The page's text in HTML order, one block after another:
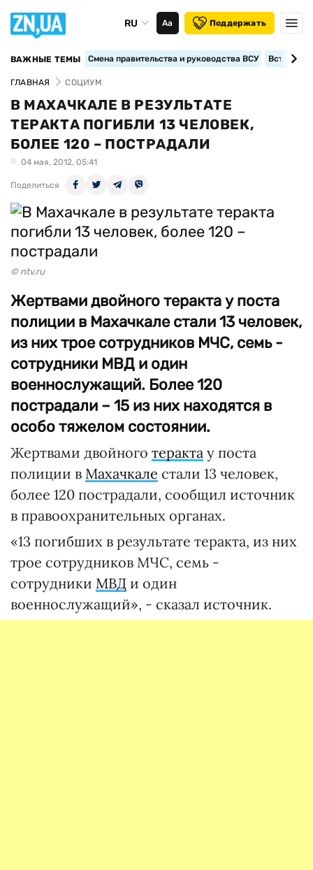
RU Аа Поддержать
ВАЖНЫЕ ТЕМЫ Смена правительства и руководства ВСУ
ГЛАВНАЯ СОЦИУМ
В МАХАЧКАЛЕ В РЕЗУЛЬТАТЕ
ТЕРАКТА ПОГИБЛИ 13 ЧЕЛОВЕК,
БОЛЕЕ 120 – ПОСТРАДАЛИ
04 мая, 2012, 05:41
Поделиться
© ntv.ru
Жертвами двойного теракта у поста
полиции в Махачкале стали 13 человек,
из них трое сотрудников МЧС, семь -
сотрудники МВД и один
военнослужащий. Более 120
пострадали – 15 из них находятся в
особо тяжелом состоянии.
Жертвами двойного теракта у поста
полиции в Махачкале стали 13 человек,
более 120 пострадали, сообщил источник
в правоохранительных органах.
«13 погибших в результате теракта, из них
трое сотрудников МЧС, семь -
сотрудники МВД и один
военнослужащий», - сказал источник.